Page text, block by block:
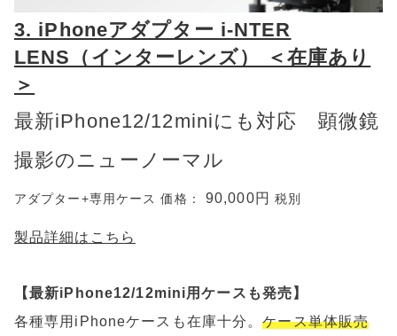
3. iPhoneアダプター i-NTER
LENS（インターレンズ） ＜在庫あり
＞
最新iPhone12/12miniにも対応 顕微鏡
撮影のニューノーマル
アダプター+専用ケース 価格： 90,000円 税別
製品詳細はこちら
【最新iPhone12/12mini用ケースも発売】
各種専用iPhoneケースも在庫十分。ケース単体販売